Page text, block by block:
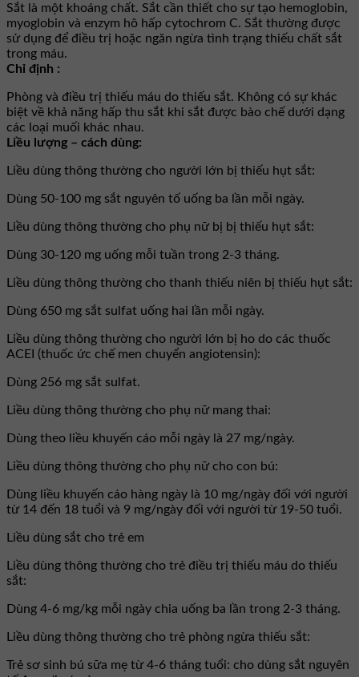
Sắt là một khoáng chất. Sắt cần thiết cho sự tạo hemoglobin,
myoglobin và enzym hô hấp cytochrom C. Sắt thường được
sử dụng để điều trị hoặc ngăn ngừa tình trạng thiếu chất sắt
trong máu.
Chỉ định :
Phòng và điều trị thiếu máu do thiếu sắt. Không có sự khác
biệt về khả năng hấp thu sắt khi sắt được bào chế dưới dạng
các loại muối khác nhau.
Liều lượng – cách dùng:
Liều dùng thông thường cho người lớn bị thiếu hụt sắt:
Dùng 50-100 mg sắt nguyên tố uống ba lần mỗi ngày.
Liều dùng thông thường cho phụ nữ bị bị thiếu hụt sắt:
Dùng 30-120 mg uống mỗi tuần trong 2-3 tháng.
Liều dùng thông thường cho thanh thiếu niên bị thiếu hụt sắt:
Dùng 650 mg sắt sulfat uống hai lần mỗi ngày.
Liều dùng thông thường cho người lớn bị ho do các thuốc
ACEI (thuốc ức chế men chuyển angiotensin):
Dùng 256 mg sắt sulfat.
Liều dùng thông thường cho phụ nữ mang thai:
Dùng theo liều khuyến cáo mỗi ngày là 27 mg/ngày.
Liều dùng thông thường cho phụ nữ cho con bú:
Dùng liều khuyến cáo hàng ngày là 10 mg/ngày đối với người
từ 14 đến 18 tuổi và 9 mg/ngày đối với người từ 19-50 tuổi.
Liều dùng sắt cho trẻ em
Liều dùng thông thường cho trẻ điều trị thiếu máu do thiếu
sắt:
Dùng 4-6 mg/kg mỗi ngày chia uống ba lần trong 2-3 tháng.
Liều dùng thông thường cho trẻ phòng ngừa thiếu sắt:
Trẻ sơ sinh bú sữa mẹ từ 4-6 tháng tuổi: cho dùng sắt nguyên